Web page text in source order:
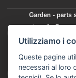
Garden - parts
vlastník:
Mladějov na
+420 777 96 96
Utilizziamo i
Queste pagine
necessari al loro